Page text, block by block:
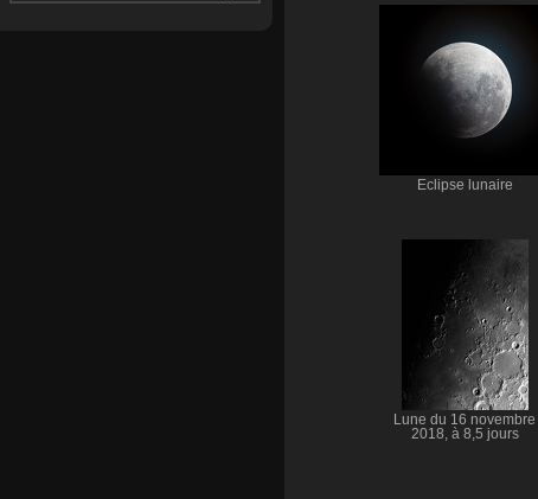
Eclipse lunaire
Lune du 16 novembre
2018, à 8,5 jours